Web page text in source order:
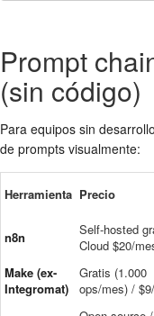
Prompt
(sin código)
Para equipos sin
de prompts visualmente:
Herramienta Precio
n8n
Self-hosted
Cloud $20/
Make (ex-
Integromat)
Gratis (1.000
ops/mes) /